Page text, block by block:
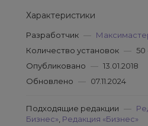
Характеристики
Разработчик —
Количество установок — 50
Опубликовано — 13.01.2018
Обновлено — 07.11.2024
Подходящие редакции —
Бизнес» Редакция «Бизнес»